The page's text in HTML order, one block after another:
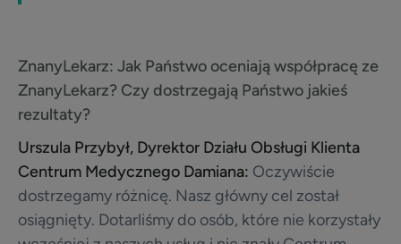
ZnanyLekarz: Jak Państwo oceniają współpracę ze
ZnanyLekarz? Czy dostrzegają Państwo jakieś
rezultaty?
Urszula Przybył, Dyrektor Działu Obsługi Klienta
Centrum Medycznego Damiana: Oczywiście
dostrzegamy różnicę. Nasz główny cel został
osiągnięty. Dotarliśmy do osób, które nie korzystały